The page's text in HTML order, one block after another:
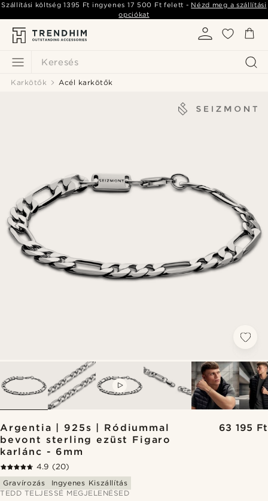
Keresés
Szállítási költség1395 Ft ingyenes 17 500 Ft felett - Nézd meg a szállítási
opciókat
Karkötők Acél karkötők
Argentia | 925s | Ródiummal
bevont sterling ezüst Figaro
karlánc - 6mm
63 195 Ft
4.9 (20)
Gravírozás
Ingyenes Kiszállítás
TEDD TELJESSÉ MEGJELENÉSED